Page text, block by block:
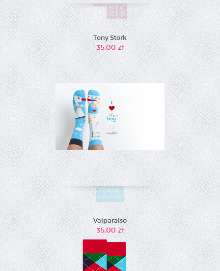
40
43
44
46
Tony Stork
35,00 zł
Sprawdź
więcej opcji
Valparaiso
35,00 zł